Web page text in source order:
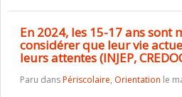
En 2024, les 15-17 ans sont
considérer que leur vie
leurs attentes (INJEP,
Paru dansPériscolaire, Orientation le